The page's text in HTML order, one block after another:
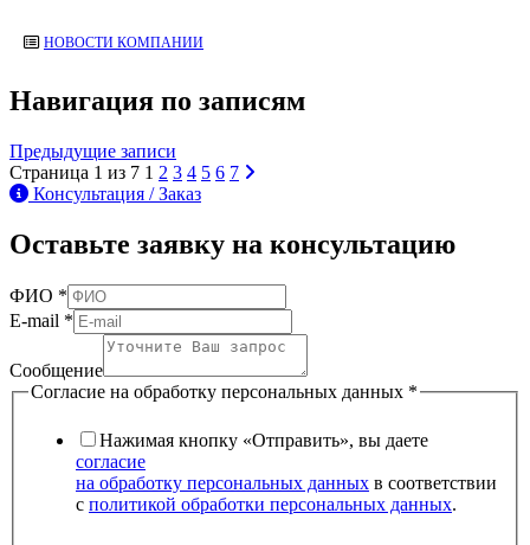
НОВОСТИ КОМПАНИИ
Навигация по записям
Предыдущие записи
Страница 1 из 7 1 2 3 4 5 6 7
Консультация / Заказ
Оставьте заявку на консультацию
ФИО *
E-mail *
Сообщение
Согласие на обработку персональных данных *
Нажимая кнопку «Отправить», вы даете
согласие
на обработку персональных данных в соответствии
с политикой обработки персональных данных.